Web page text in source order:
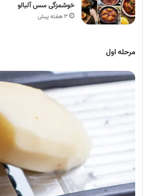
خوشمزگی سس آلبالو
۳ هفته پیش
مرحله اول